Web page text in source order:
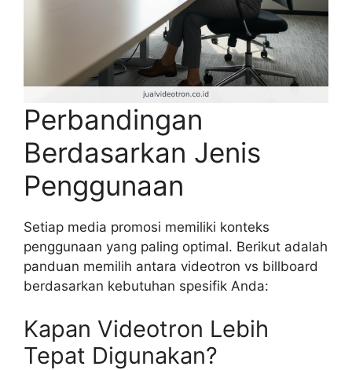
Perbandingan
Berdasarkan Jenis
Penggunaan
Setiap media promosi memiliki konteks
penggunaan yang paling optimal. Berikut adalah
panduan memilih antara videotron vs billboard
berdasarkan kebutuhan spesifik Anda:
Kapan Videotron Lebih
Tepat Digunakan?